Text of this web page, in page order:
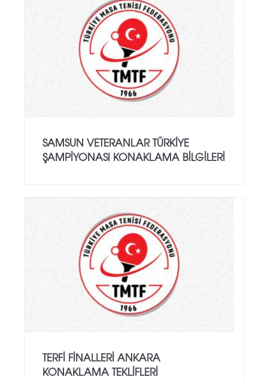
SAMSUN VETERANLAR TÜRKIYE
ŞAMPIYONASI KONAKLAMA BILGILERI
TERFİ FİNALLERİ ANKARA
KONAKLAMA TEKLİFLERİ